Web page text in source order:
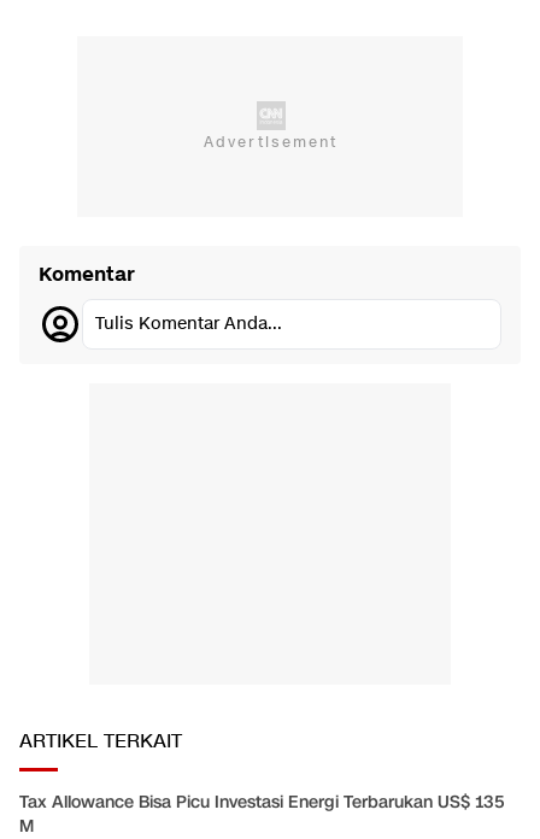
Komentar
Tulis Komentar Anda...
ARTIKEL TERKAIT
Tax Allowance Bisa Picu Investasi Energi Terbarukan US$ 135
M